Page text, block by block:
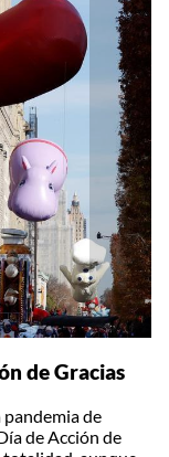
de Gracias
de
de Acción de